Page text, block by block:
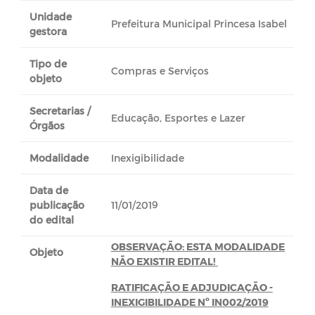
Unidade
gestora
Prefeitura Municipal Princesa Isabel
Tipo de
objeto
Compras e Serviços
Secretarias /
Órgãos
Educação, Esportes e Lazer
Modalidade Inexigibilidade
Data de
publicação
do edital
11/01/2019
Objeto
OBSERVAÇÃO: ESTA MODALIDADE
NÃO EXISTIR EDITAL!
RATIFICAÇÃO E ADJUDICAÇÃO -
INEXIGIBILIDADE Nº IN002/2019